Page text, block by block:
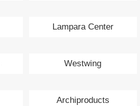
Lampara Center
Westwing
Archiproducts